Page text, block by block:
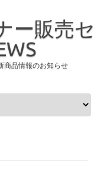
ー販売セ
商品情報のお知らせ